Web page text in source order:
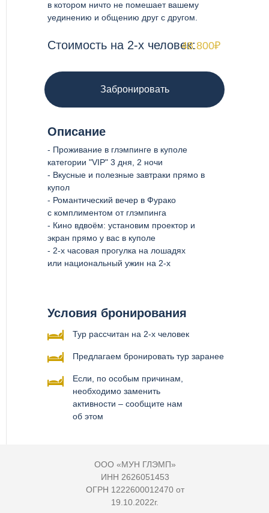
в котором ничто не помешает вашему
уединению и общению друг с другом.
Забронировать
Описание
- Проживание в глэмпинге в куполе
категории "VIP" 3 дня, 2 ночи
- Вкусные и полезные завтраки прямо в
купол
- Романтический вечер в Фурако
с комплиментом от глэмпинга
- Кино вдвоём: установим проектор и
экран прямо у вас в куполе
- 2-х часовая прогулка на лошадях
или национальный ужин на 2-х
Условия бронирования
Тур рассчитан на 2-х человек
Предлагаем бронировать тур заранее
Если, по особым причинам,
необходимо заменить
активности – сообщите нам
об этом
Стоимость на 2-х человек:48.800₽
ООО «МУН ГЛЭМП»
ИНН 2626051453
ОГРН 1222600012470 от
19.10.2022г.